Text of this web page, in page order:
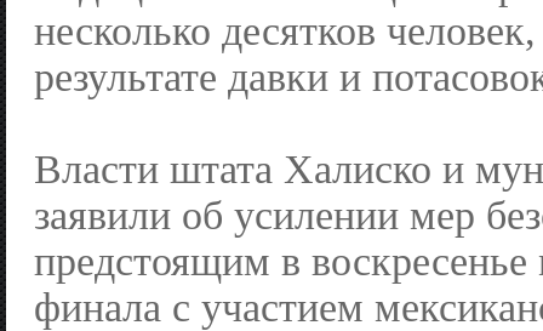
несколько десятков
результате давки и
Власти штата Халиско и
заявили об усилении мер
предстоящим в
финала с участием